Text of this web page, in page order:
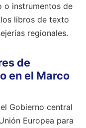
o instrumentos de
libros de texto
regionales.
de
en el Marco
Gobierno central
Europea para